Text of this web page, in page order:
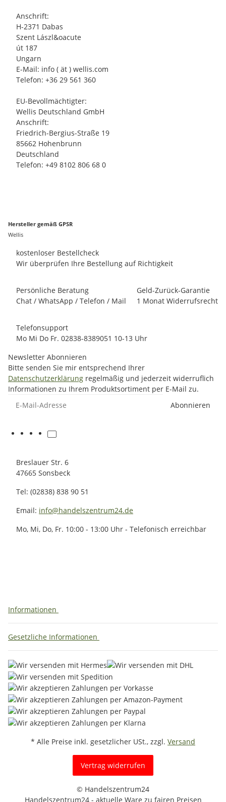
Anschrift:
H-2371 Dabas
Szent Lászl&oacute
út 187
Ungarn
E-Mail: info ( ät ) wellis.com
Telefon: +36 29 561 360
EU-Bevollmächtigter:
Wellis Deutschland GmbH
Anschrift:
Friedrich-Bergius-Straße 19
85662 Hohenbrunn
Deutschland
Telefon: +49 8102 806 68 0
Hersteller gemäß GPSR
Wellis
kostenloser Bestellcheck
Wir überprüfen Ihre Bestellung auf Richtigkeit
Persönliche Beratung
Chat / WhatsApp / Telefon / Mail
Geld-Zurück-Garantie
1 Monat Widerrufsrecht
Telefonsupport
Mo Mi Do Fr. 02838-8389051 10-13 Uhr
Newsletter Abonnieren
Bitte senden Sie mir entsprechend Ihrer
Datenschutzerklärung regelmäßig und jederzeit widerruflich
Informationen zu Ihrem Produktsortiment per E-Mail zu.
Abonnieren
Breslauer Str. 6
47665 Sonsbeck
Tel: (02838) 838 90 51
Email: info@handelszentrum24.de
Mo, Mi, Do, Fr. 10:00 - 13:00 Uhr - Telefonisch erreichbar
Informationen
Gesetzliche Informationen
* Alle Preise inkl. gesetzlicher USt., zzgl. Versand
Vertrag widerrufen
© Handelszentrum24
Handelszentrum24 - aktuelle Ware zu fairen Preisen